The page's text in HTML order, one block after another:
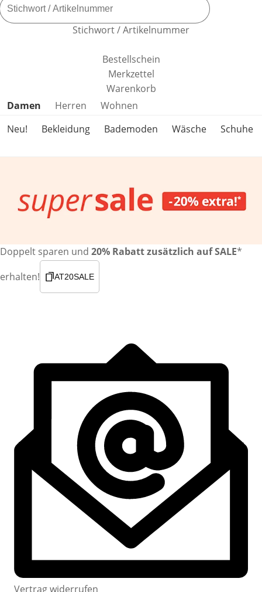
Stichwort / Artikelnummer
Bestellschein
Merkzettel
Warenkorb
Produktkategorien überspringen
Damen Herren
Wohnen
Neu!
Bekleidung Bademoden Wäsche Schuhe
Doppelt sparen und 20% Rabatt zusätzlich auf SALE*
erhalten!
AT20SALE
Vertrag widerrufen